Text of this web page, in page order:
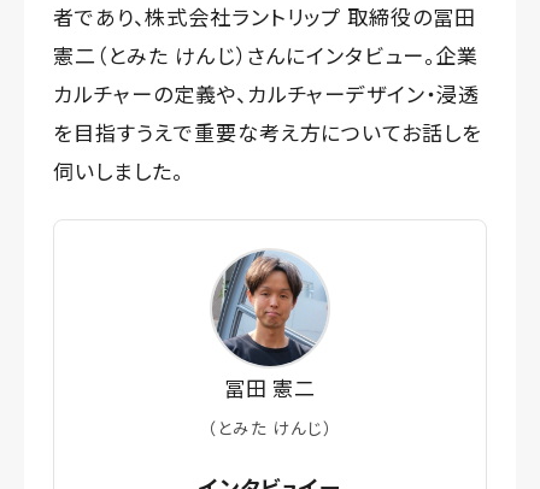
者であり、株式会社ラントリップ 取締役の冨田
憲二（とみた けんじ）さんにインタビュー。企業
カルチャーの定義や、カルチャーデザイン・浸透
を目指すうえで重要な考え方についてお話しを
伺いしました。
冨田 憲二
（とみた けんじ）